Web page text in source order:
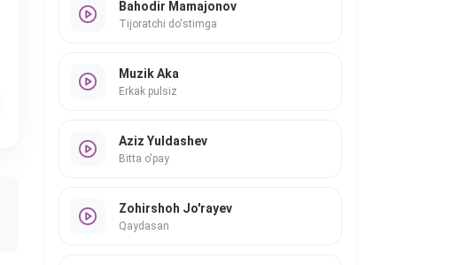
Bahodir Mamajonov
Tijoratchi do'stimga
Muzik Aka
Erkak pulsiz
Aziz Yuldashev
Bitta o'pay
Zohirshoh Jo'rayev
Qaydasan